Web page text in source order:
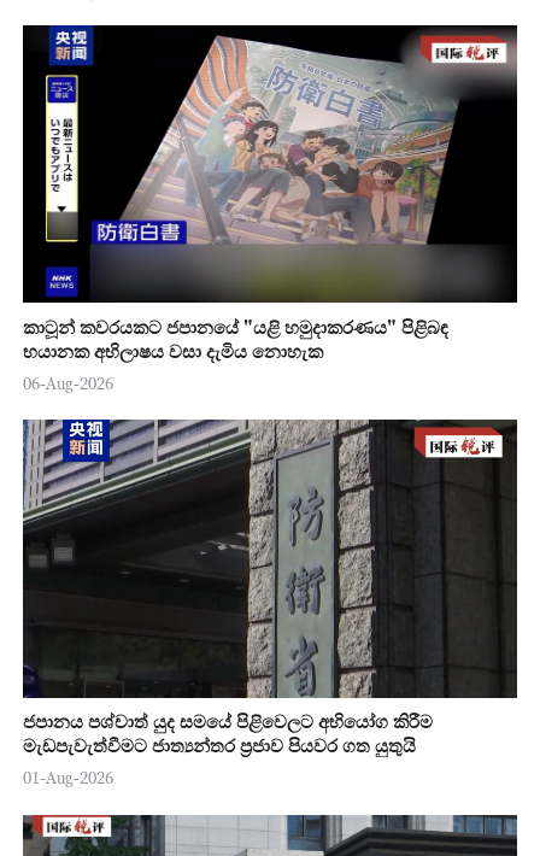
කාටූන් කවරයකට ජපානයේ "යළි හමුදාකරණය" පිළිබඳ
භයානක අභිලාෂය වසා දැමිය නොහැක
06-Aug-2026
ජපානය පශ්චාත් යුද සමයේ පිළිවෙලට අභියෝග කිරීම
මැඩපැවැත්වීමට ජාත්‍යන්තර ප්‍රජාව පියවර ගත යුතුයි
01-Aug-2026